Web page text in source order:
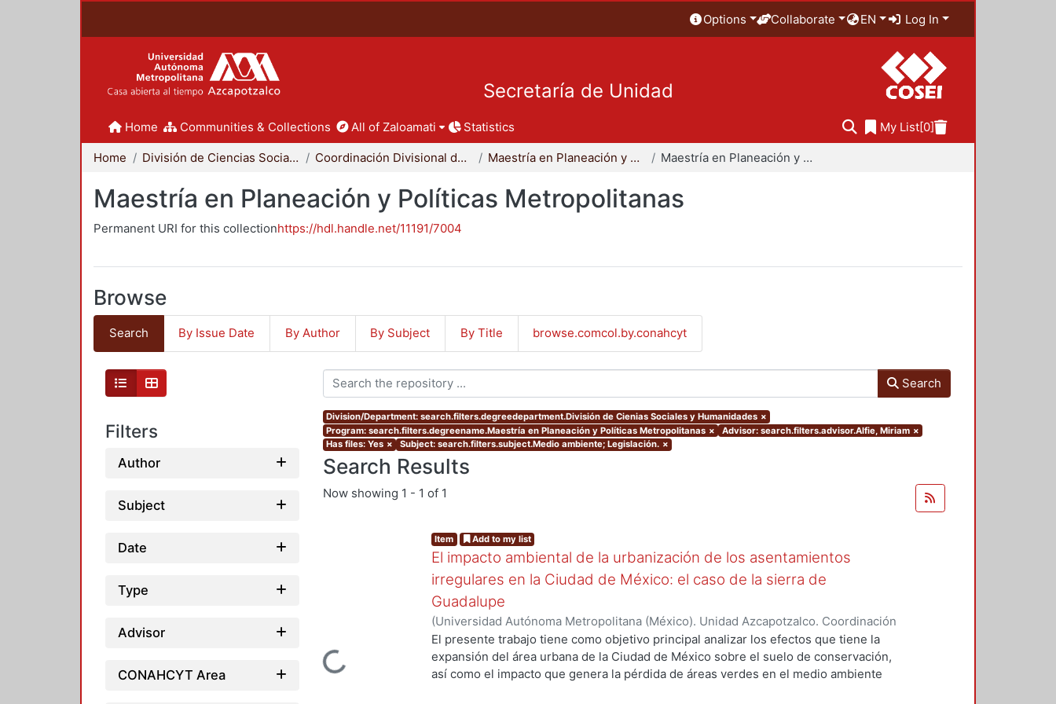
Options Collaborate EN Log In
Secretaría de Unidad
Home Communities & Collections All of Zaloamati Statistics My List[0]
Home División de Ciencias Sociales y Humanidades Coordinación Divisional de Posgrado Maestría en Planeación y Políticas Metropolitanas Maestría en Planeación y Políticas Metropolitanas
Maestría en Planeación y Políticas Metropolitanas
Permanent URI for this collectionhttps://hdl.handle.net/11191/7004
Browse
Search By Issue Date By Author By Subject By Title browse.comcol.by.conahcyt
Filters
Author
Subject
Date
Type
Advisor
CONAHCYT Area
Search
Division/Department: search.filters.degreedepartment.División de Cienias Sociales y Humanidades ×
Program: search.filters.degreename.Maestría en Planeación y Políticas Metropolitanas × Advisor: search.filters.advisor.Alfie, Miriam ×
Has files: Yes × Subject: search.filters.subject.Medio ambiente; Legislación. ×
Search Results
Now showing 1 - 1 of 1
Loading...
Item Add to my list
El impacto ambiental de la urbanización de los asentamientos
irregulares en la Ciudad de México: el caso de la sierra de
Guadalupe
(Universidad Autónoma Metropolitana (México). Unidad Azcapotzalco. Coordinación
de Servicios de Información.,2007-07) Cueto Mújica, Francisco Antonio
El presente trabajo tiene como objetivo principal analizar los efectos que tiene la
expansión del área urbana de la Ciudad de México sobre el suelo de conservación,
así como el impacto que genera la pérdida de áreas verdes en el medio ambiente